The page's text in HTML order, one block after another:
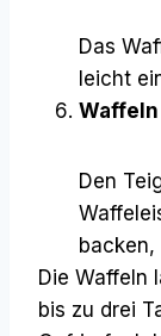
Das
leicht
Den
backen,
Die Waffeln
bis zu drei